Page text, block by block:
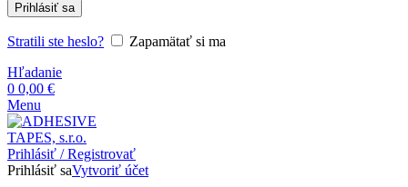
Prihlásiť sa
Stratili ste heslo?
Zapamätať si ma
Hľadanie
0 0,00 €
Menu
Prihlásiť / Registrovať
Prihlásiť saVytvoriť účet